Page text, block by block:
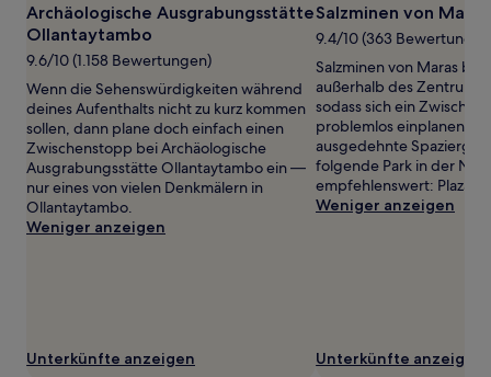
können
zusätzliche
Bedingungen
gelten.
Archäologische Ausgrabungsstätte
Ollantaytambo
9.6/10 (1.158 Bewertungen)
Wenn die Sehenswürdigkeiten während
deines Aufenthalts nicht zu kurz kommen
sollen, dann plane doch einfach einen
Zwischenstopp bei Archäologische
Ausgrabungsstätte Ollantaytambo ein —
nur eines von vielen Denkmälern in
Ollantaytambo.
Weniger anzeigen
Unterkünfte anzeigen
Salzminen von Maras
9.4/10 (363
Salzminen von Maras
außerhalb des Zentrums
sodass sich ein
problemlos einplanen
ausgedehnte
folgende Park in der
empfehlenswert: Plaza
Weniger anzeigen
Unterkünfte anzeigen